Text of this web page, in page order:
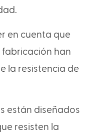
en cuenta que
fabricación han
la resistencia de
están diseñados
resisten la